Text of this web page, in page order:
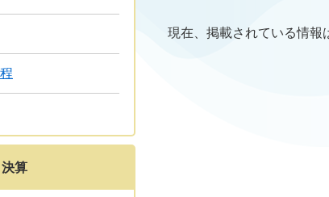
現在、掲載されている情報
決算